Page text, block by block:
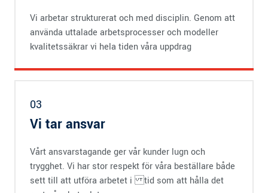
Vi arbetar strukturerat och med disciplin. Genom att
använda uttalade arbetsprocesser och modeller
kvalitetssäkrar vi hela tiden våra uppdrag
03
Vi tar ansvar
Vårt ansvarstagande ger vår kunder lugn och
trygghet. Vi har stor respekt för våra beställare både
sett till att utföra arbetet i tid som att hålla det